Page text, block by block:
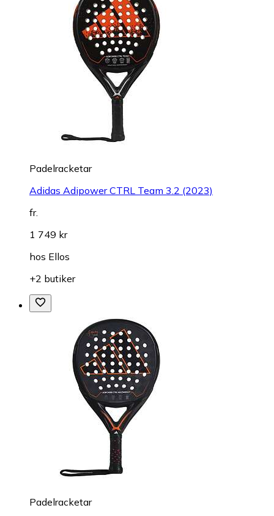
Padelracketar
Adidas Adipower CTRL Team 3.2 (2023)
fr.
1 749 kr
hos Ellos
+2 butiker
Padelracketar